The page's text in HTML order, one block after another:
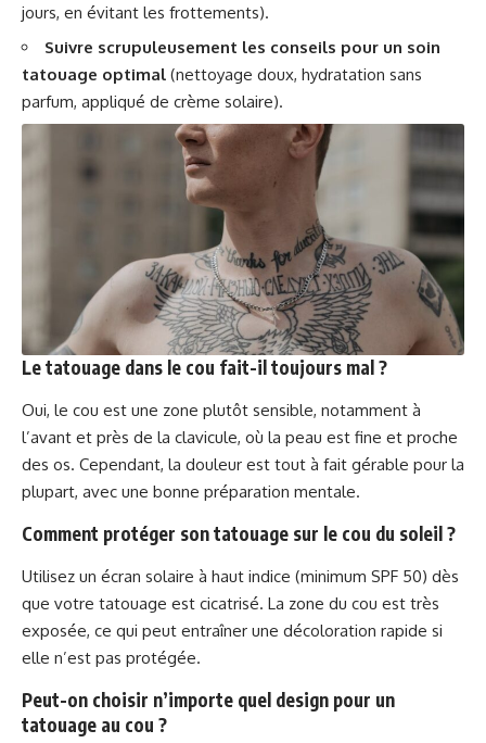
jours, en évitant les frottements).
Suivre scrupuleusement les conseils pour un soin
tatouage optimal (nettoyage doux, hydratation sans
parfum, appliqué de crème solaire).
Le tatouage dans le cou fait-il toujours mal ?
Oui, le cou est une zone plutôt sensible, notamment à
l’avant et près de la clavicule, où la peau est fine et proche
des os. Cependant, la douleur est tout à fait gérable pour la
plupart, avec une bonne préparation mentale.
Comment protéger son tatouage sur le cou du soleil ?
Utilisez un écran solaire à haut indice (minimum SPF 50) dès
que votre tatouage est cicatrisé. La zone du cou est très
exposée, ce qui peut entraîner une décoloration rapide si
elle n’est pas protégée.
Peut-on choisir n’importe quel design pour un
tatouage au cou ?